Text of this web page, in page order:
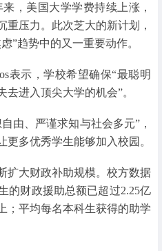
，美国大学学费持续上涨，
压力。此次芝大的新计划，
”趋势中的又一重要动作。
表示，学校希望确保“最聪明
进入顶尖大学的机会”。
由、严谨求知与社会多元”，
多优秀学生能够加入校园。
扩大财政补助规模。校方数据
的财政援助总额已超过2.25亿
；平均每名本科生获得的助学